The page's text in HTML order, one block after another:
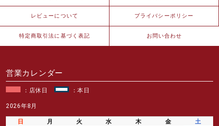
レビューについて プライバシーポリシー
特定商取引法に基づく表記 お問い合わせ
営業カレンダー
：店休日 ：本日
2026年8月
日 月 火 水 木 金
土